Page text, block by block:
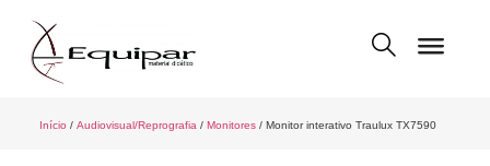
Início / Audiovisual/Reprografia / Monitores/ Monitor interativo Traulux TX7590